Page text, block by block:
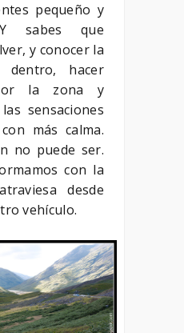
pequeño y
Y sabes que
y conocer la
dentro, hacer
la zona y
sensaciones
más calma.
no puede ser.
con la
desde
vehículo.